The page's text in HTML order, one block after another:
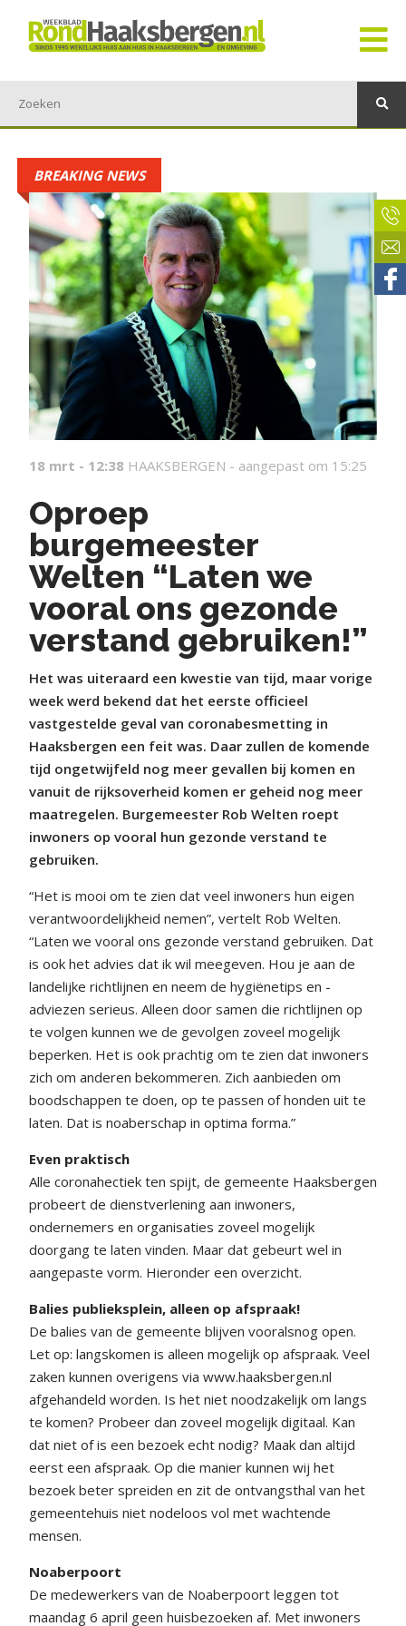
BREAKING NEWS
18 mrt - 12:38 HAAKSBERGEN - aangepast om 15:25
Oproep
burgemeester
Welten “Laten we
vooral ons gezonde
verstand gebruiken!”
Het was uiteraard een kwestie van tijd, maar vorige
week werd bekend dat het eerste officieel
vastgestelde geval van coronabesmetting in
Haaksbergen een feit was. Daar zullen de komende
tijd ongetwijfeld nog meer gevallen bij komen en
vanuit de rijksoverheid komen er geheid nog meer
maatregelen. Burgemeester Rob Welten roept
inwoners op vooral hun gezonde verstand te
gebruiken.
“Het is mooi om te zien dat veel inwoners hun eigen
verantwoordelijkheid nemen”, vertelt Rob Welten.
“Laten we vooral ons gezonde verstand gebruiken. Dat
is ook het advies dat ik wil meegeven. Hou je aan de
landelijke richtlijnen en neem de hygiënetips en -
adviezen serieus. Alleen door samen die richtlijnen op
te volgen kunnen we de gevolgen zoveel mogelijk
beperken. Het is ook prachtig om te zien dat inwoners
zich om anderen bekommeren. Zich aanbieden om
boodschappen te doen, op te passen of honden uit te
laten. Dat is noaberschap in optima forma.”
Even praktisch
Alle coronahectiek ten spijt, de gemeente Haaksbergen
probeert de dienstverlening aan inwoners,
ondernemers en organisaties zoveel mogelijk
doorgang te laten vinden. Maar dat gebeurt wel in
aangepaste vorm. Hieronder een overzicht.
Balies publieksplein, alleen op afspraak!
De balies van de gemeente blijven vooralsnog open.
Let op: langskomen is alleen mogelijk op afspraak. Veel
zaken kunnen overigens via www.haaksbergen.nl
afgehandeld worden. Is het niet noodzakelijk om langs
te komen? Probeer dan zoveel mogelijk digitaal. Kan
dat niet of is een bezoek echt nodig? Maak dan altijd
eerst een afspraak. Op die manier kunnen wij het
bezoek beter spreiden en zit de ontvangsthal van het
gemeentehuis niet nodeloos vol met wachtende
mensen.
Noaberpoort
De medewerkers van de Noaberpoort leggen tot
maandag 6 april geen huisbezoeken af. Met inwoners